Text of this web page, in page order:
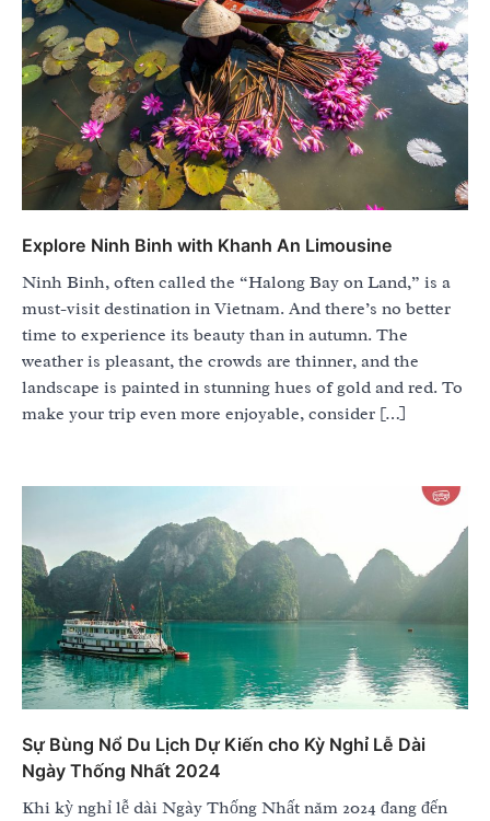
Explore Ninh Binh with Khanh An Limousine
Ninh Binh, often called the “Halong Bay on Land,” is a
must-visit destination in Vietnam. And there’s no better
time to experience its beauty than in autumn. The
weather is pleasant, the crowds are thinner, and the
landscape is painted in stunning hues of gold and red. To
make your trip even more enjoyable, consider […]
Sự Bùng Nổ Du Lịch Dự Kiến cho Kỳ Nghỉ Lễ Dài
Ngày Thống Nhất 2024
Khi kỳ nghỉ lễ dài Ngày Thống Nhất năm 2024 đang đến